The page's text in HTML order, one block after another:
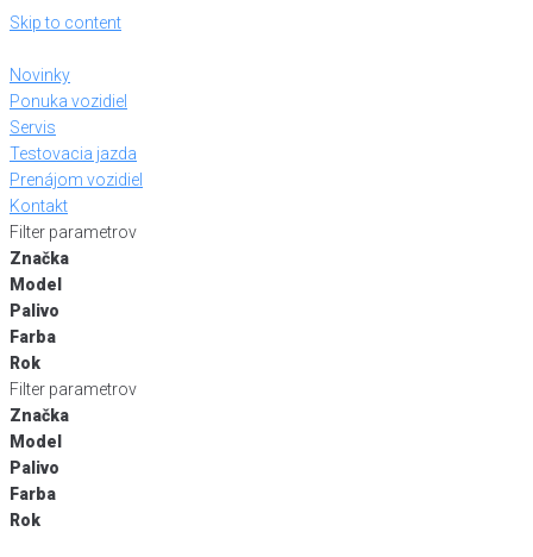
Skip to content
Novinky
Ponuka vozidiel
Servis
Testovacia jazda
Prenájom vozidiel
Kontakt
Filter parametrov
Značka
Model
Palivo
Farba
Rok
Filter parametrov
Značka
Model
Palivo
Farba
Rok